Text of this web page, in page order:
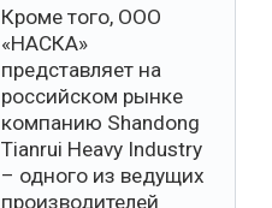
Кроме того, ООО
«НАСКА»
представляет на
российском рынке
компанию Shandong
Tianrui Heavy Industry
– одного из ведущих
производителей